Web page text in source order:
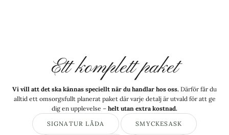
Ett komplett paket
Vi vill att det ska kännas speciellt när du handlar hos oss. Därför får du
alltid ett omsorgsfullt planerat paket där varje detalj är utvald för att ge
dig en upplevelse – helt utan extra kostnad.
SIGNATUR LÅDA SMYCKESASK